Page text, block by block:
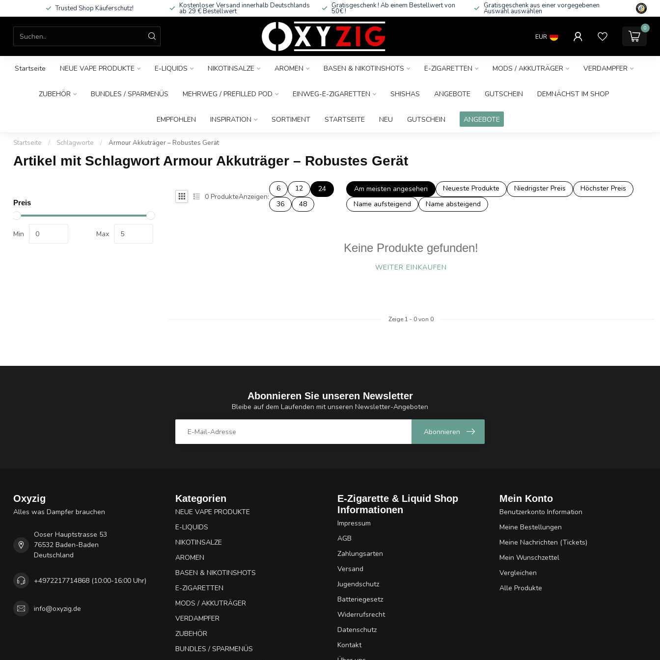
Trusted Shop Käuferschutz! Kostenloser Versand innerhalb Deutschlands
ab 29 € Bestellwert
Gratisgeschenk ! Ab einem Bestellwert von
50€ !
Gratisgeschenk aus einer vorgegebenen
Auswahl auswählen
EUR
0
Startseite NEUE VAPE PRODUKTE E-LIQUIDS NIKOTINSALZE AROMEN BASEN & NIKOTINSHOTS E-ZIGARETTEN MODS / AKKUTRÄGER VERDAMPFER
ZUBEHÖR BUNDLES / SPARMENÜS MEHRWEG / PREFILLED POD EINWEG-E-ZIGARETTEN SHISHAS ANGEBOTE GUTSCHEIN DEMNÄCHST IM SHOP
EMPFOHLEN INSPIRATION SORTIMENT STARTSEITE NEU GUTSCHEIN ANGEBOTE
Startseite / Schlagworte / Armour Akkuträger – Robustes Gerät
Artikel mit Schlagwort Armour Akkuträger – Robustes Gerät
Preis
Min Max
0 ProdukteAnzeigen:
6 12
24
36
48
Am meisten angesehen Neueste Produkte Niedrigster Preis
Höchster Preis
Name aufsteigend
Name absteigend
Keine Produkte gefunden!
WEITER EINKAUFEN
Zeige 1 - 0von 0
Abonnieren Sie unseren Newsletter
Bleibe auf dem Laufenden mit unseren Newsletter-Angeboten
Abonnieren
Oxyzig
Alles was Dampfer brauchen
Ooser Hauptstrasse 53
76532 Baden-Baden
Deutschland
+4972217714868 (10:00-16:00 Uhr)
info@oxyzig.de
Kategorien
NEUE VAPE PRODUKTE
E-LIQUIDS
NIKOTINSALZE
AROMEN
BASEN & NIKOTINSHOTS
E-ZIGARETTEN
MODS / AKKUTRÄGER
VERDAMPFER
ZUBEHÖR
BUNDLES / SPARMENÜS
E-Zigarette & Liquid Shop
Informationen
Impressum
AGB
Zahlungsarten
Versand
Jugendschutz
Batteriegesetz
Widerrufsrecht
Datenschutz
Kontakt
Mein Konto
Benutzerkonto Information
Meine Bestellungen
Meine Nachrichten (Tickets)
Mein Wunschzettel
Vergleichen
Alle Produkte